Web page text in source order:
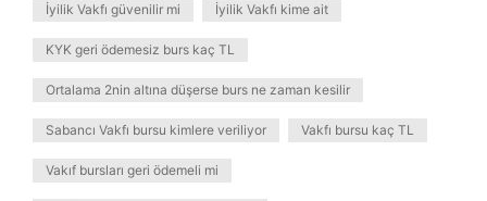
İyilik Vakfı güvenilir mi İyilik Vakfı kime ait
KYK geri ödemesiz burs kaç TL
Ortalama 2nin altına düşerse burs ne zaman kesilir
Sabancı Vakfı bursu kimlere veriliyor Vakfı bursu kaç TL
Vakıf bursları geri ödemeli mi